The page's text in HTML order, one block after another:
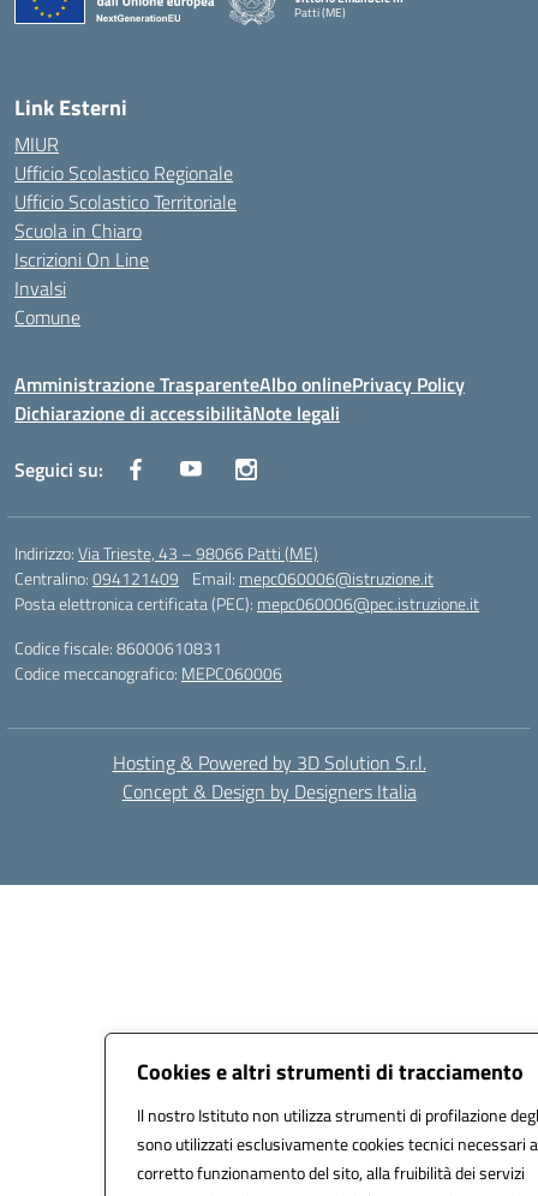
Cookies e altri strumenti di tracciamento
Il nostro Istituto non utilizza strumenti di profilazione
sono utilizzati esclusivamente cookies tecnici necessari
corretto funzionamento del sito, alla fruibilità dei servizi
Patti (ME)
Link Esterni
MIUR
Ufficio Scolastico Regionale
Ufficio Scolastico Territoriale
Scuola in Chiaro
Iscrizioni On Line
Invalsi
Comune
Amministrazione TrasparenteAlbo onlinePrivacy Policy
Dichiarazione di accessibilitàNote legali
Seguici su:
Indirizzo:Via Trieste, 43 – 98066 Patti (ME)
Centralino:094121409 Email: mepc060006@istruzione.it
Posta elettronica certificata (PEC): mepc060006@pec.istruzione.it
Codice fiscale: 86000610831
Codice meccanografico: MEPC060006
Hosting & Powered by 3D Solution S.r.l.
Concept & Design by Designers Italia